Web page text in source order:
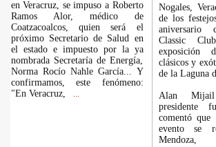
en Veracruz, se impuso a Roberto
Ramos Alor, médico de
Coatzacoalcos, quien será el
próximo Secretario de Salud en
el estado e impuesto por la ya
nombrada Secretaría de Energía,
Norma Rocío Nahle García... Y
confirmamos, este fenómeno:
"En Veracruz,
Nogales,
de los
aniversario
Classic
exposición
clásicos y
de la Laguna
Alan
presidente
comentó que
evento se